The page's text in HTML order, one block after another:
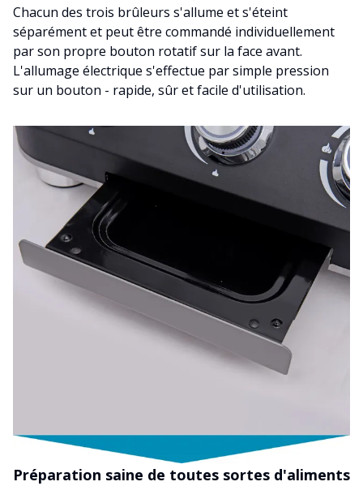
Chacun des trois brûleurs s'allume et s'éteint
séparément et peut être commandé individuellement
par son propre bouton rotatif sur la face avant.
L'allumage électrique s'effectue par simple pression
sur un bouton - rapide, sûr et facile d'utilisation.
Préparation saine de toutes sortes d'aliments